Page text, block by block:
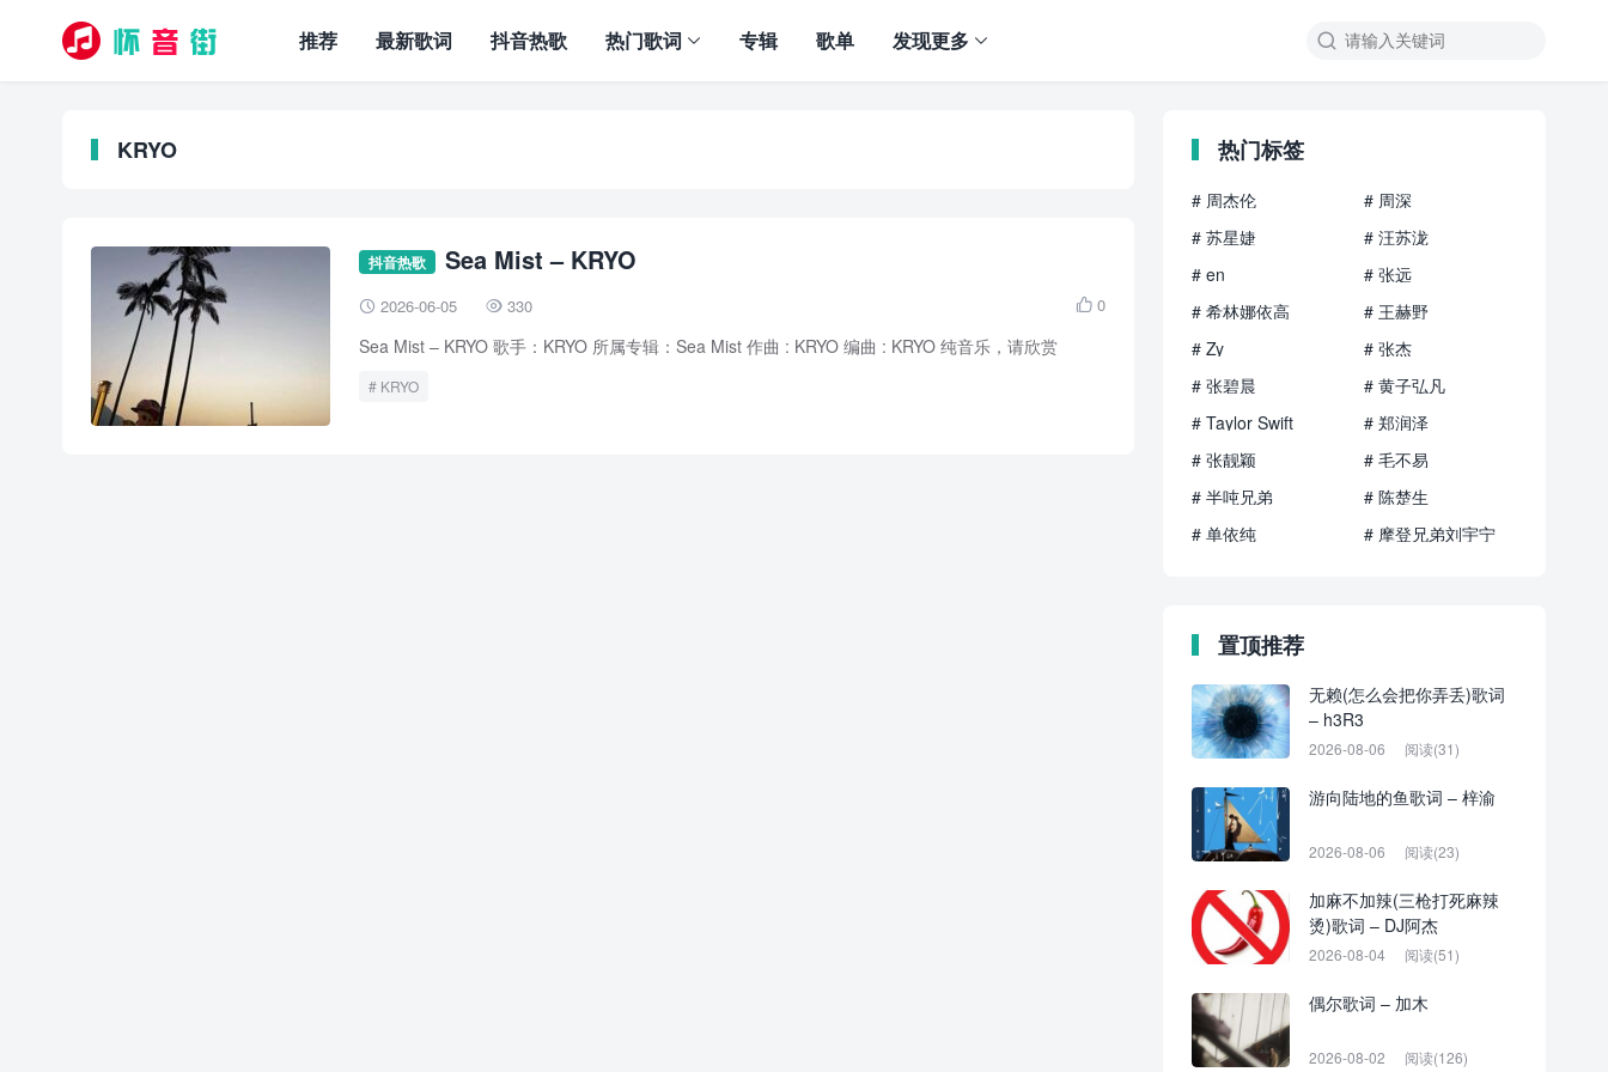

推荐 最新歌词 抖音热歌 热门歌词 专辑 歌单 发现更多
KRYO
抖音热歌 Sea Mist – KRYO
 2026-06-05  330  0
Sea Mist – KRYO 歌手：KRYO 所属专辑：Sea Mist 作曲 : KRYO 编曲 : KRYO 纯音乐，请欣赏
KRYO
热门标签
# 周杰伦
# 周深
# 苏星婕
# 汪苏泷
# en
# 张远
# 希林娜依高
# 王赫野
# Zy
# 张杰
# 张碧晨
# 黄子弘凡
# Taylor Swift
# 郑润泽
# 张靓颖
# 毛不易
# 半吨兄弟
# 陈楚生
# 单依纯
# 摩登兄弟刘宇宁
置顶推荐
无赖(怎么会把你弄丢)歌词
– h3R3
2026-08-06 阅读(31)
游向陆地的鱼歌词 – 梓渝
2026-08-06 阅读(23)
加麻不加辣(三枪打死麻辣
烫)歌词 – DJ阿杰
2026-08-04 阅读(51)
偶尔歌词 – 加木
2026-08-02 阅读(126)